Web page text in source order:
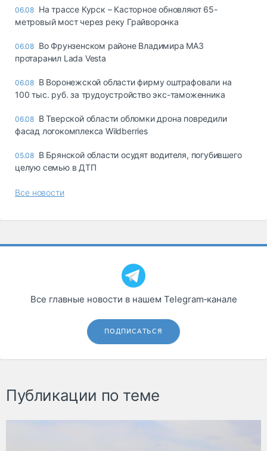
06.08 На трассе Курск – Касторное обновляют 65-
метровый мост через реку Грайворонка
06.08 Во Фрунзенском районе Владимира МАЗ
протаранил Lada Vesta
06.08 В Воронежской области фирму оштрафовали на
100 тыс. руб. за трудоустройство экс-таможенника
06.08 В Тверской области обломки дрона повредили
фасад логокомплекса Wildberries
05.08 В Брянской области осудят водителя, погубившего
целую семью в ДТП
Все новости
Все главные новости в нашем Telegram‑канале
ПОДПИСАТЬСЯ
Публикации по теме